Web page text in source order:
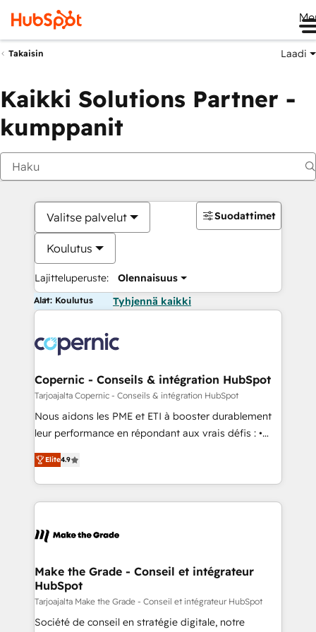
Takaisin Laadi
Kaikki Solutions Partner -
kumppanit
Valitse palvelut
Koulutus
Lajitteluperuste: Olennaisuus
Suodattimet
Alat: Koulutus Tyhjennä kaikki
Copernic - Conseils & intégration HubSpot
Tarjoajalta Copernic - Conseils & intégration HubSpot
Nous aidons les PME et ETI à booster durablement
leur performance en répondant aux vrais défis : •
Intégration de HubSpot avec d’autres outils (ERP,
téléphonie, etc.) • Alignement des équipes grâce à un
outil et des données partagées • Amélioration de la
collecte et de l’analyse des données pour des
de la productivité des équipes Notre équipe de 30
avec un engagement total, alignant processus
métiers et technologie, et guidant vos équipes à
travers le changement, tout en centrant vos objectifs
d’entreprise. Grâce à une méthodologie éprouvée
Elite4.9
Make the Grade - Conseil et intégrateur
HubSpot
Tarjoajalta Make the Grade - Conseil et intégrateur HubSpot
Société de conseil en stratégie digitale, notre